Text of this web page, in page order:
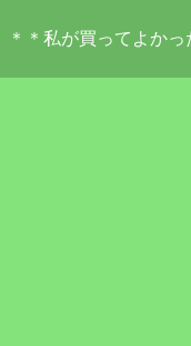
＊＊私が買ってよか